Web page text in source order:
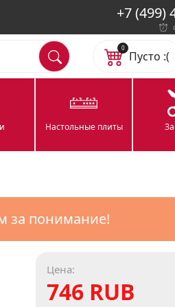
+7 (499)
Пусто :(
0
Настольные плиты
за понимание!
Цена:
746 RUB